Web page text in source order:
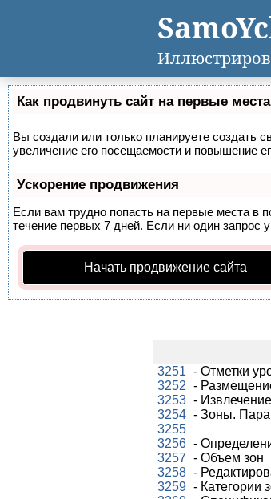
Как продвинуть сайт на первые
Вы создали или только планируете создать
увеличение его посещаемости и повышение
Ускорение продвижения
Если вам трудно попасть на первые места в
течение первых 7 дней. Если ни один запрос
Начать продвижение сайта
3251 - Отметки
3252 -
3253 -
3254 - Зоны.
3255
3256 -
3257 - Объем зон
3258 -
3259 - Категории